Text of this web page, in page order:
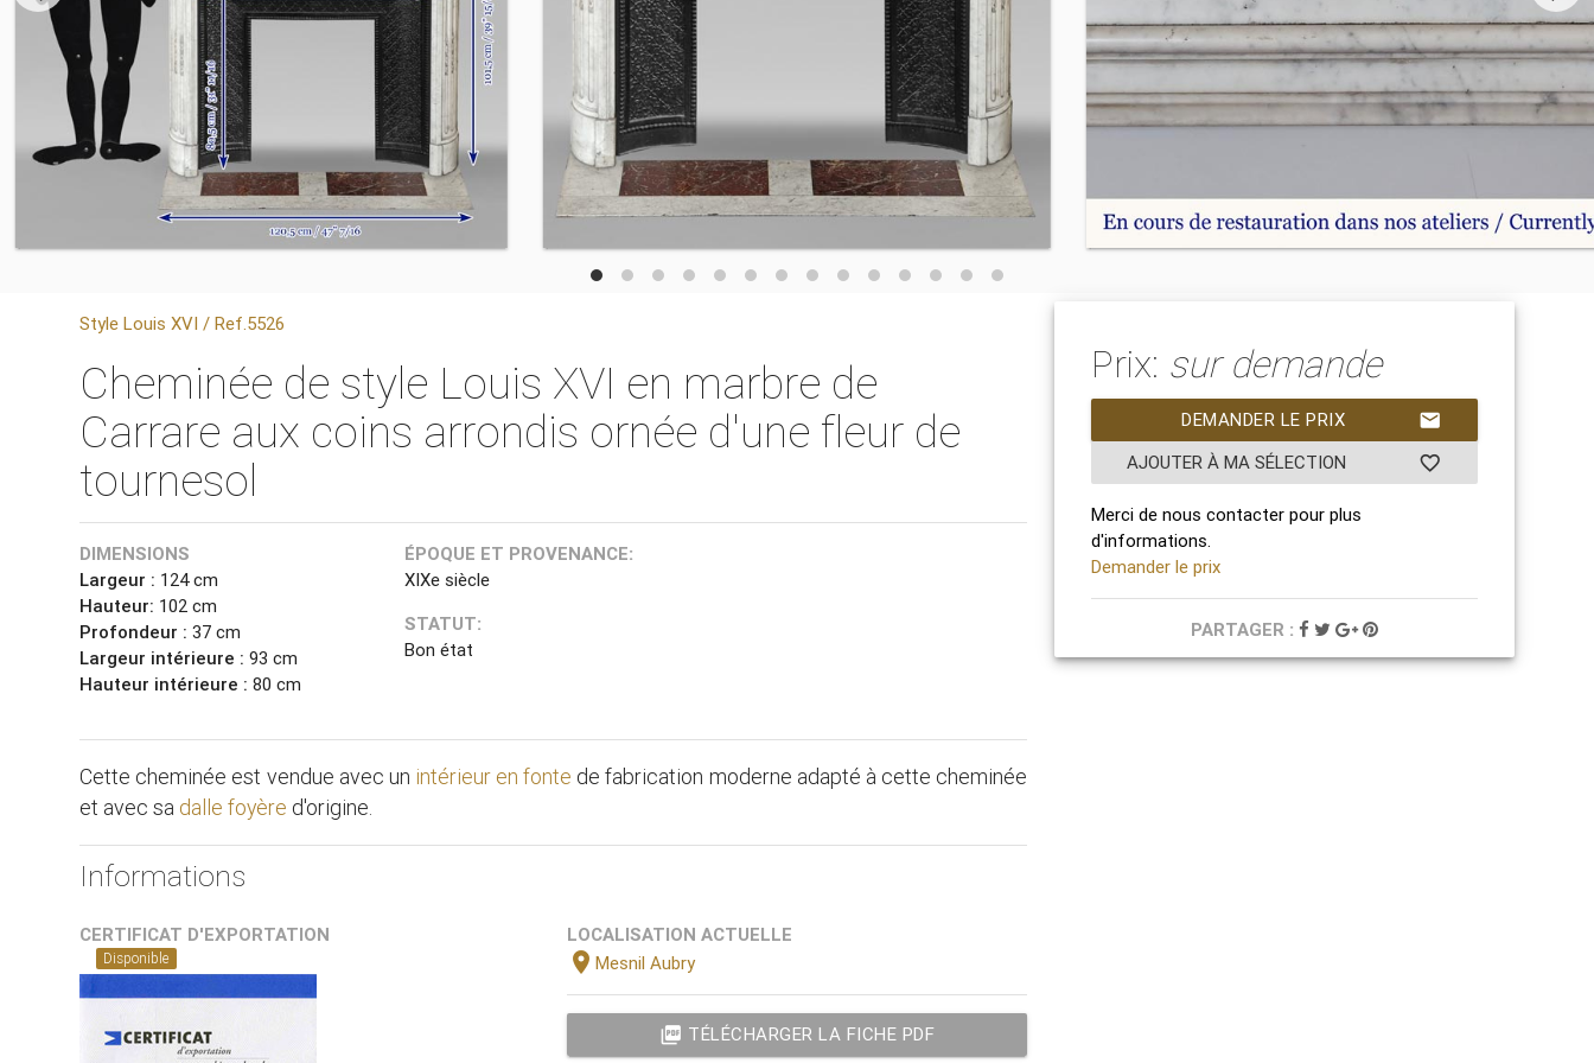
Style Louis XVI / Ref.5526
Cheminée de style Louis XVI en marbre de
Carrare aux coins arrondis ornée d'une fleur de
tournesol
DIMENSIONS
Largeur : 124 cm
Hauteur: 102 cm
Profondeur : 37 cm
Largeur intérieure :93 cm
Hauteur intérieure :80 cm
ÉPOQUE ET PROVENANCE:
XIXe siècle
STATUT:
Bon état
Cette cheminée est vendue avec un intérieur en fonte de fabrication moderne adapté à cette cheminée
et avec sa dalle foyère d'origine.
Informations
CERTIFICAT D'EXPORTATION
Disponible
LOCALISATION ACTUELLE
location_on Mesnil Aubry
picture_as_pdf TÉLÉCHARGER LA FICHE PDF
Prix: sur demande
mail
DEMANDER LE PRIX
favorite_border
AJOUTER À MA SÉLECTION
Merci de nous contacter pour plus
d'informations.
Demander le prix
PARTAGER :